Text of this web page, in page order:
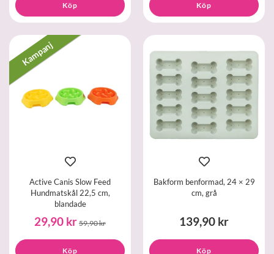
Köp Köp
Kampanj
Active Canis Slow Feed
Hundmatskål 22,5 cm,
blandade
29,90 kr 59,90 kr
Köp
Bakform benformad, 24 × 29
cm, grå
139,90 kr
Köp